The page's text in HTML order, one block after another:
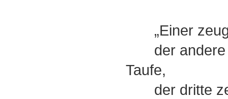
„Einer
der andere
Taufe,
der dritte